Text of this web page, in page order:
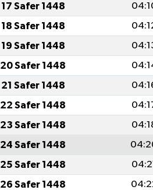
17 Safer 1448
18 Safer 1448
19 Safer 1448
20 Safer 1448
21 Safer 1448
22 Safer 1448
23 Safer 1448
24 Safer 1448
25 Safer 1448
26 Safer 1448